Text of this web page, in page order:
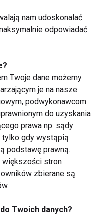
fitness „po
to przyszłość
Dlaczego
stała się
niż cena
nam udoskonalać
odpowiadać
Twoje dane możemy
je na nasze
podwykonawcom
do uzyskania
prawa np. sądy
tylko gdy wystąpią
podstawę prawną.
większości stron
zbierane są
Twoich danych?